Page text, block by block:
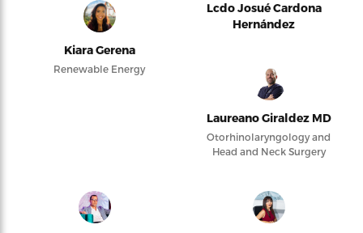
Kiara Gerena
Renewable Energy
Lcdo Josué Cardona
Hernández
Laureano Giraldez MD
Otorhinolaryngology and
Head and Neck Surgery